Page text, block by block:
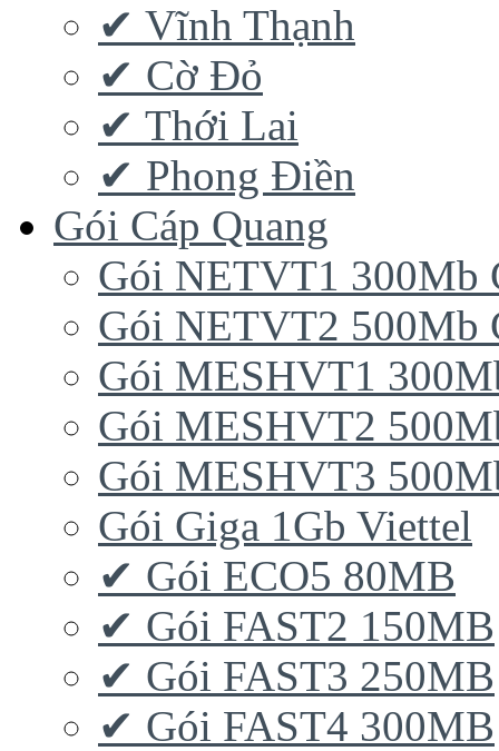
✔ Vĩnh Thạnh
✔ Cờ Đỏ
✔ Thới Lai
✔ Phong Điền
Gói Cáp Quang
Gói NETVT1 300Mb
Gói NETVT2 500Mb
Gói MESHVT1
Gói MESHVT2
Gói MESHVT3
Gói Giga 1Gb Viettel
✔ Gói ECO5 80MB
✔ Gói FAST2 150MB
✔ Gói FAST3 250MB
✔ Gói FAST4 300MB